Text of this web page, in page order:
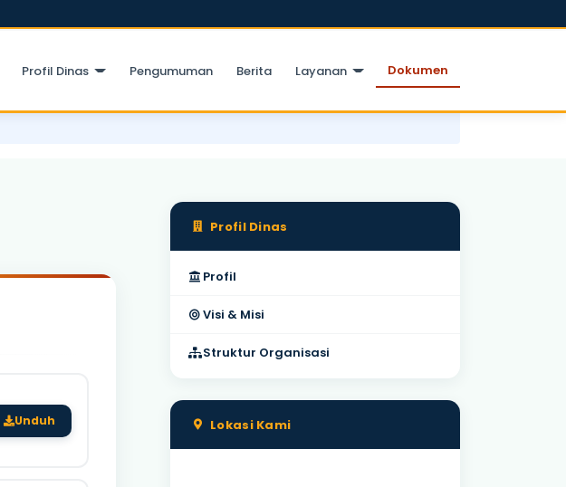
Profil Dinas Pengumuman Berita Layanan Dokumen
FUNGSI, DAN TATA KERJA DISPORAPAR (1) (3).pdf
Unduh
Profil Dinas
Profil
Visi & Misi
Struktur Organisasi
Lokasi Kami